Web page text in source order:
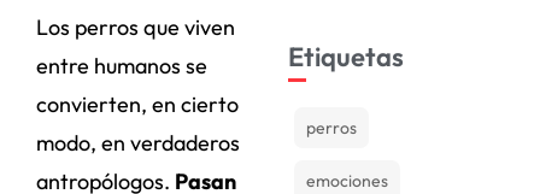
Los perros que viven
entre humanos se
convierten, en cierto
modo, en verdaderos
antropólogos. Pasan
Etiquetas
perros
emociones